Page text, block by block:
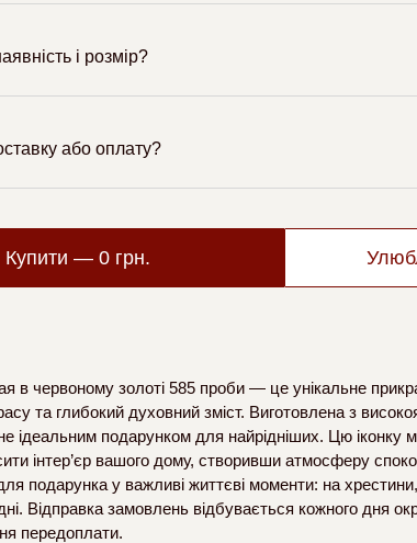
і розмір?
або оплату?
Купити —0 грн.
в червоному золоті 585 проби — це унікальне
та глибокий духовний зміст. Виготовлена з
ідеальним подарунком для найрідніших. Цю іконку
інтер’єр вашого дому, створивши атмосферу
для подарунка у важливі життєві моменти: на
Відправка замовлень відбувається кожного дня
передоплати.